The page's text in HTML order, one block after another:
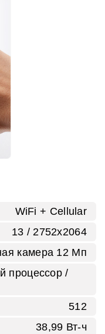
WiFi + Cellular
13 / 2752х2064
камера 12 Мп
процессор /
512
38,99 Вт-ч